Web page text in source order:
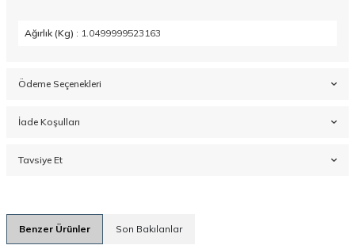
Ağırlık (Kg) : 1.0499999523163
Ödeme Seçenekleri
İade Koşulları
Tavsiye Et
Benzer Ürünler Son Bakılanlar